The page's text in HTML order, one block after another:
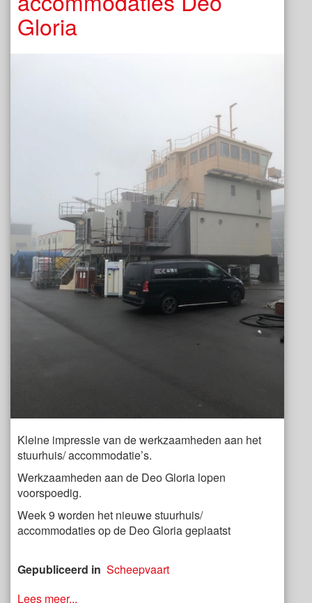
Gloria
Kleine impressie van de werkzaamheden aan het
stuurhuis/ accommodatie’s.
Werkzaamheden aan de Deo Gloria lopen
voorspoedig.
Week 9 worden het nieuwe stuurhuis/
accommodaties op de Deo Gloria geplaatst
Gepubliceerd in Scheepvaart
Lees meer...